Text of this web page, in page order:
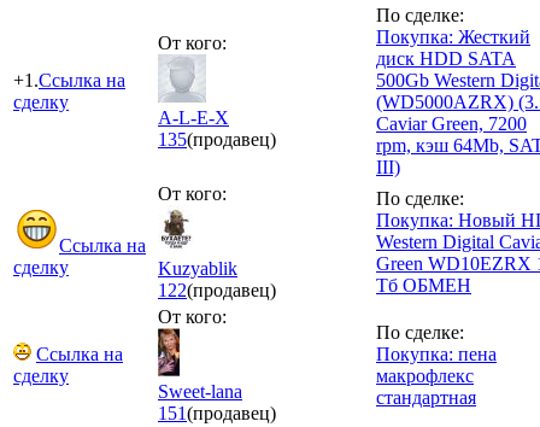
+1.Ссылка на
сделку
От кого:
A-L-E-X
135(продавец)
По сделке:
Покупка: Жесткий
диск HDD SATA
500Gb Western
(WD5000AZRX)
Caviar Green, 7200
rpm, кэш 64Mb,
III)
Ссылка на
сделку
От кого:
Kuzyablik
122(продавец)
По сделке:
Покупка: Новый
Western Digital
Green WD10EZRX
Тб ОБМЕН
Ссылка на
сделку
От кого:
Sweet-lana
151(продавец)
По сделке:
Покупка: пена
макрофлекс
стандартная